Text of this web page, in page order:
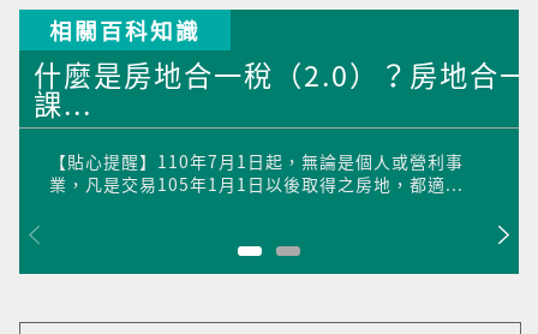
相關百科知識
什麼是房地合一稅（2.0）？房地合一
課...
【貼心提醒】110年7月1日起，無論是個人或營利事
業，凡是交易105年1月1日以後取得之房地，都適...